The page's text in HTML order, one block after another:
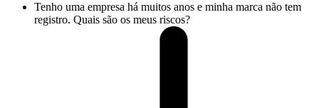
Tenho uma empresa há muitos anos e minha marca não tem
registro. Quais são os meus riscos?